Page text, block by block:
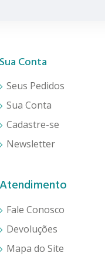
Sua Conta
Seus Pedidos
Sua Conta
Cadastre-se
Newsletter
Atendimento
Fale Conosco
Devoluções
Mapa do Site